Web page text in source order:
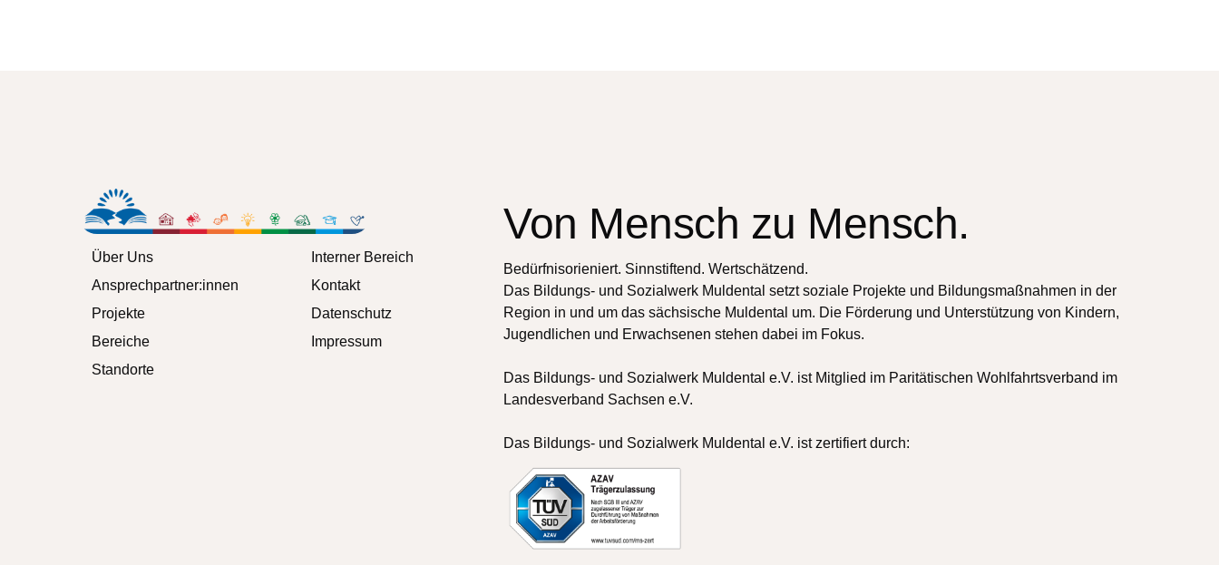
Über Uns
Ansprechpartner:innen
Projekte
Bereiche
Standorte
Interner Bereich
Kontakt
Datenschutz
Impressum
Von Mensch zu Mensch.
Bedürfnisorieniert. Sinnstiftend. Wertschätzend.
Das Bildungs- und Sozialwerk Muldental setzt soziale Projekte und Bildungsmaßnahmen in der
Region in und um das sächsische Muldental um. Die Förderung und Unterstützung von Kindern,
Jugendlichen und Erwachsenen stehen dabei im Fokus.
Das Bildungs- und Sozialwerk Muldental e.V. ist Mitglied im Paritätischen Wohlfahrtsverband im
Landesverband Sachsen e.V.
Das Bildungs- und Sozialwerk Muldental e.V. ist zertifiert durch: